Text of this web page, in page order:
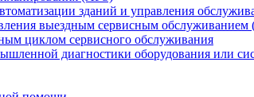
зданий и управления
выездным сервисным обслуживанием
циклом сервисного обслуживания
диагностики оборудования или